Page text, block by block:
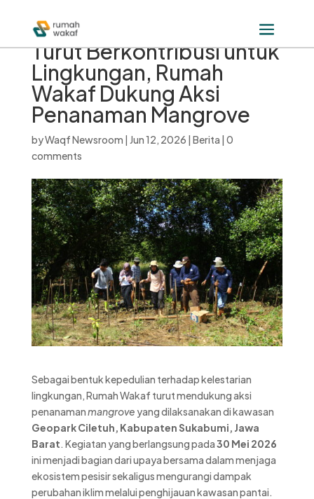
Turut Berkontribusi untuk
Lingkungan, Rumah
Wakaf Dukung Aksi
Penanaman Mangrove
byWaqf Newsroom | Jun 12, 2026 | Berita | 0
comments
Sebagai bentuk kepedulian terhadap kelestarian
lingkungan, Rumah Wakaf turut mendukung aksi
penanamanmangrove yang dilaksanakan di kawasan
Geopark Ciletuh, Kabupaten Sukabumi, Jawa
Barat. Kegiatan yang berlangsung pada30 Mei 2026
ini menjadi bagian dari upaya bersama dalam menjaga
ekosistem pesisir sekaligus mengurangi dampak
perubahan iklim melalui penghijauan kawasan pantai.